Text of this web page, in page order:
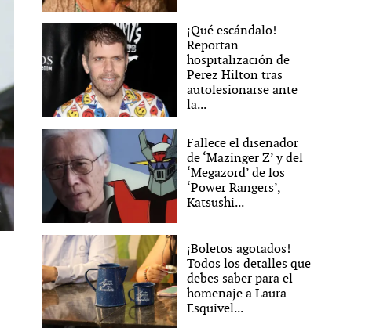
¡Qué escándalo!
Reportan
hospitalización de
Perez Hilton tras
autolesionarse ante
la...
Fallece el diseñador
de ‘Mazinger Z’ y del
‘Megazord’ de los
‘Power Rangers’,
Katsushi...
¡Boletos agotados!
Todos los detalles que
debes saber para el
homenaje a Laura
Esquivel...